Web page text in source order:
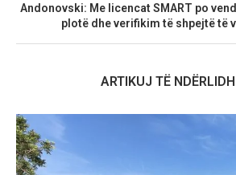
Andonovski: Me licencat SMART po
plotë dhe verifikim të shpejtë të
ARTIKUJ TË